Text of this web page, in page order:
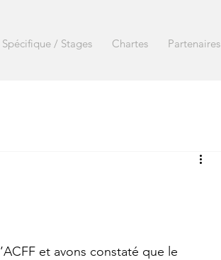
Spécifique / Stages Chartes Partenaires
et avons constaté que le